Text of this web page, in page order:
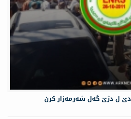
ل دژێ گەل شەرمەزار كرن